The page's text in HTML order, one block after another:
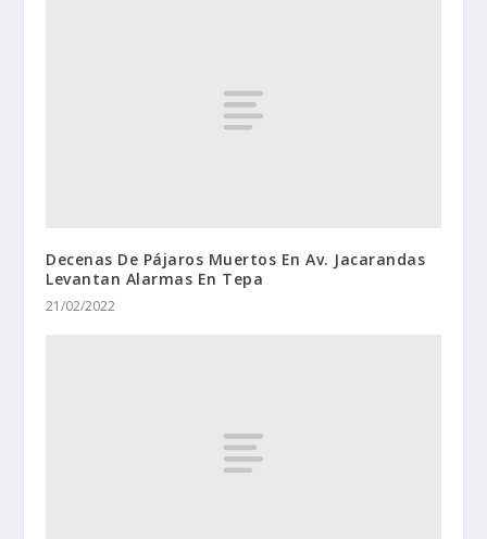
Decenas De Pájaros Muertos En Av. Jacarandas
Levantan Alarmas En Tepa
21/02/2022